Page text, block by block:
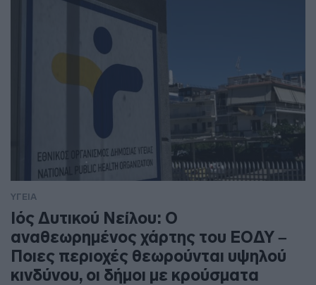
ΥΓΕΙΑ
Ιός Δυτικού Νείλου: Ο
αναθεωρημένος χάρτης του ΕΟΔΥ –
Ποιες περιοχές θεωρούνται υψηλού
κινδύνου, οι δήμοι με κρούσματα